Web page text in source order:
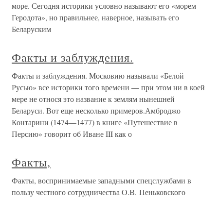
море. Сегодня историки условно называют его «морем
Геродота», но правильнее, наверное, называть его
Беларуским
Факты и заблуждения.
Факты и заблуждения. Московию называли «Белой
Русью» все историки того времени — при этом ни в коей
мере не относя это название к землям нынешней
Беларуси. Вот еще несколько примеров.Амброджо
Контарини (1474—1477) в книге «Путешествие в
Персию» говорит об Иване III как о
Факты,
Факты, воспринимаемые западными спецслужбами в
пользу честного сотрудничества О.В. Пеньковского